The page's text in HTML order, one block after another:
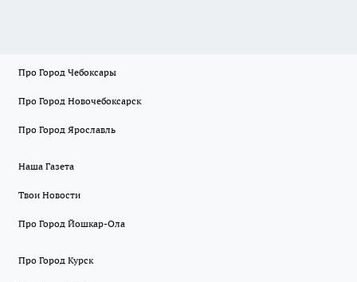
Про Город Чебоксары
Про Город Новочебоксарск
Про Город Ярославль
Наша Газета
Твои Новости
Про Город Йошкар-Ола
Про Город Курск